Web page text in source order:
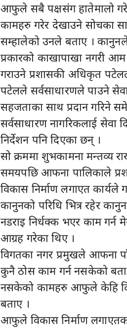
आफुले सबै पक्षसंग हातेमालो
कामहरु गरेर देखाउने सोचका
सम्हालेको उनले बताए ।
प्रकारको काखापाखा नगरी
गराउने प्रशासकी अधिकृत
पटेलले सर्वसाधारणले पाउने
सहजताका साथ प्रदान गरिने
सर्वसाधारण नागरिकलाई सेवा
निर्देशन पनि दिएका छन् ।
सो क्रममा शुभकामना मन्तव्य
समयपछि आफना पालिकाले
विकास निर्माण लगाएत कार्यले
कानुनको परिधि भित्र रहेर
नडराइ निर्धक्क भएर काम
आग्रह गरेका थिए ।
विगतका नगर प्रमुखले आफना
कुनै ठोस काम गर्न नसकेको
नसकेको कामहरु आफुले केहि
बताए ।
आफुले विकास निर्माण